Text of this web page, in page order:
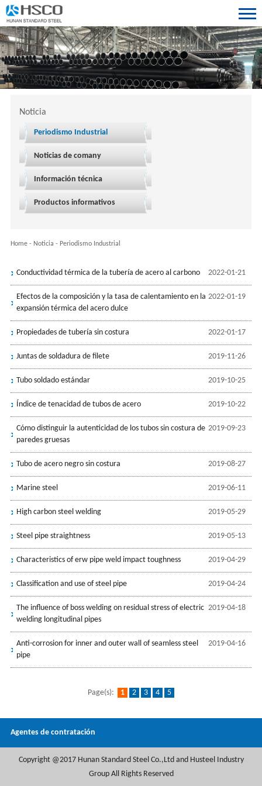
Noticia
Periodismo Industrial
Noticias de comany
Información técnica
Productos informativos
Home- Noticia - Periodismo Industrial
2022-01-21
Conductividad térmica de la tubería de acero al carbono
2022-01-19
Efectos de la composición y la tasa de calentamiento en la
expansión térmica del acero dulce
2022-01-17
Propiedades de tubería sin costura
2019-11-26
Juntas de soldadura de filete
2019-10-25
Tubo soldado estándar
2019-10-22
Índice de tenacidad de tubos de acero
2019-09-23
Cómo distinguir la autenticidad de los tubos sin costura de
paredes gruesas
2019-08-27
Tubo de acero negro sin costura
2019-06-11
Marine steel
2019-05-29
High carbon steel welding
2019-05-13
Steel pipe straightness
2019-04-29
Characteristics of erw pipe weld impact toughness
2019-04-24
Classification and use of steel pipe
2019-04-18
The influence of boss welding on residual stress of electric
welding longitudinal pipes
2019-04-16
Anti-corrosion for inner and outer wall of seamless steel
pipe
Page(s): 1 2 3 4 5
Agentes de contratación
Copyright @2017 Hunan Standard Steel Co.,Ltd and Husteel Industry
Group All Rights Reserved